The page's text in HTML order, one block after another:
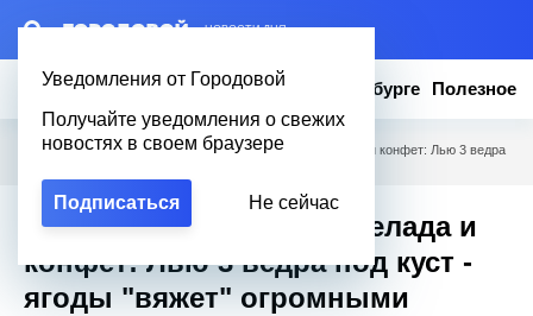
– НОВОСТИ ДНЯ
Уведомления от Городовой
Получайте уведомления о свежих
новостях в своем браузере
Подписаться Не сейчас
Новости Эксклюзив Вопросы о Петербурге Полезное
Городовой Полезное / Смородина слаще мармелада и конфет: Лью 3 ведра
Смородина слаще мармелада и
конфет: Лью 3 ведра под куст -
ягоды "вяжет" огромными